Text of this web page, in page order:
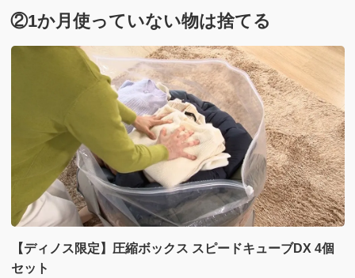
②1か月使っていない物は捨てる
【ディノス限定】圧縮ボックス スピードキューブDX 4個
セット